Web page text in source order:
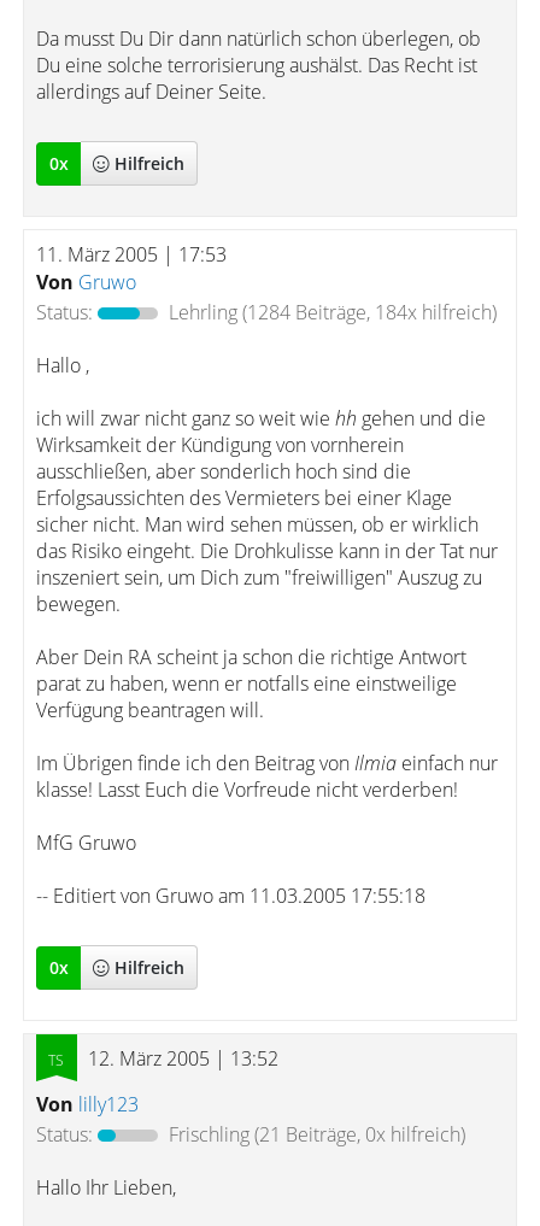
Da musst Du Dir dann natürlich schon überlegen, ob
Du eine solche terrorisierung aushälst. Das Recht ist
allerdings auf Deiner Seite.
0x Hilfreich
11. März 2005 | 17:53
Von Gruwo
Status:
Lehrling(1284 Beiträge, 184x hilfreich)
Hallo ,
ich will zwar nicht ganz so weit wie hh gehen und die
Wirksamkeit der Kündigung von vornherein
ausschließen, aber sonderlich hoch sind die
Erfolgsaussichten des Vermieters bei einer Klage
sicher nicht. Man wird sehen müssen, ob er wirklich
das Risiko eingeht. Die Drohkulisse kann in der Tat nur
inszeniert sein, um Dich zum "freiwilligen" Auszug zu
bewegen.
Aber Dein RA scheint ja schon die richtige Antwort
parat zu haben, wenn er notfalls eine einstweilige
Verfügung beantragen will.
Im Übrigen finde ich den Beitrag von Ilmia einfach nur
klasse! Lasst Euch die Vorfreude nicht verderben!
MfG Gruwo
-- Editiert von Gruwo am 11.03.2005 17:55:18
0x Hilfreich
12. März 2005 | 13:52
Von lilly123
Status:
Frischling(21 Beiträge, 0x hilfreich)
Hallo Ihr Lieben,